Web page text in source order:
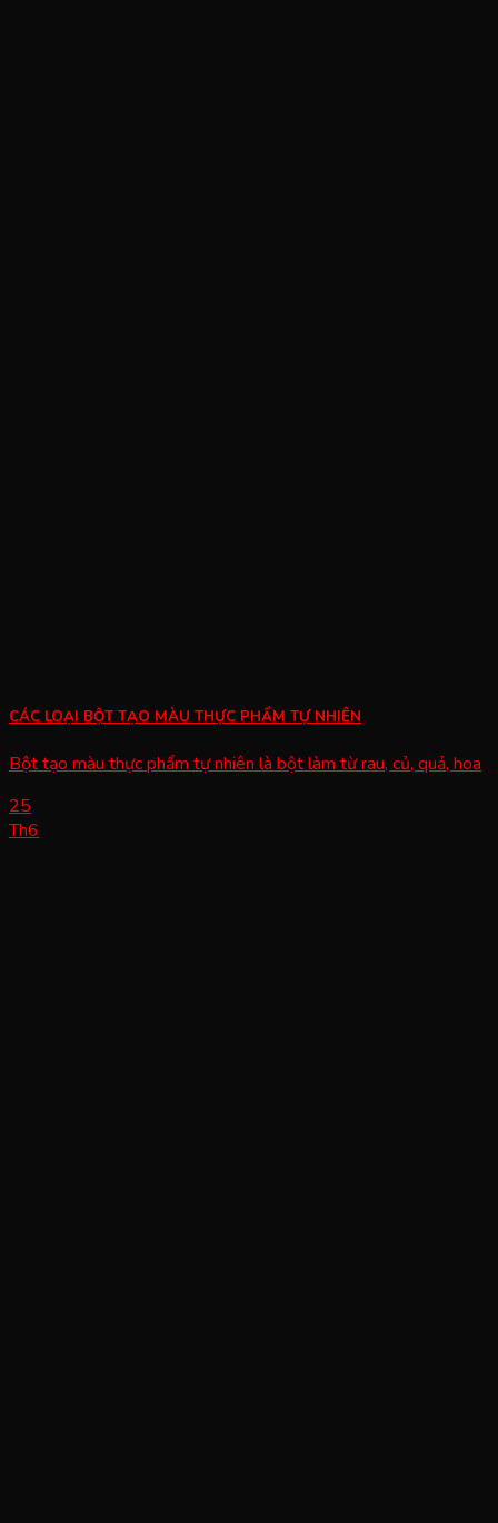
CÁC LOẠI BỘT TẠO MÀU THỰC PHẨM TỰ NHIÊN
Bột tạo màu thực phẩm tự nhiên là bột làm từ rau, củ, quả, hoa
25
Th6